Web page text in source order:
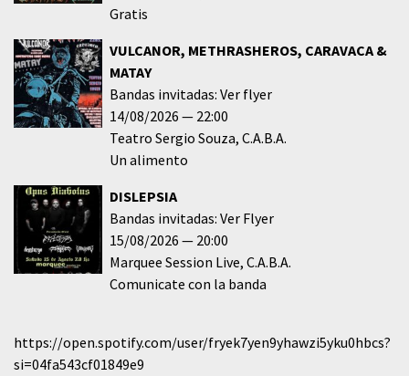
Gratis
VULCANOR, METHRASHEROS, CARAVACA &
MATAY
Bandas invitadas: Ver flyer
14/08/2026
22:00
Teatro Sergio Souza C.A.B.A.
Un alimento
DISLEPSIA
Bandas invitadas: Ver Flyer
15/08/2026
20:00
Marquee Session Live C.A.B.A.
Comunicate con la banda
https://open.spotify.com/user/fryek7yen9yhawzi5yku0hbcs?
si=04fa543cf01849e9